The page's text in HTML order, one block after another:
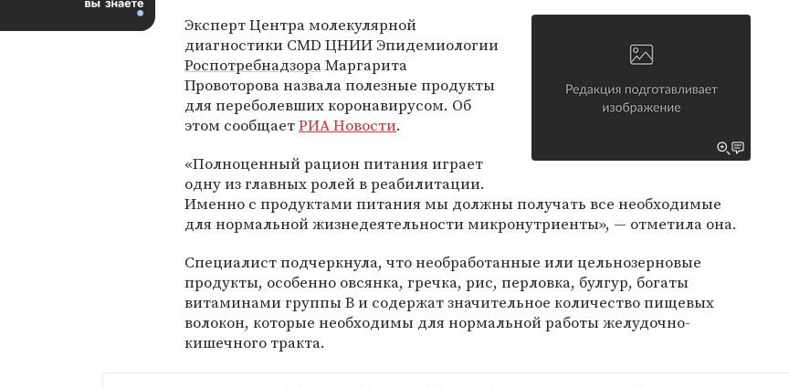
Эксперт Центра молекулярной
диагностики CMD ЦНИИ Эпидемиологии
РоспотребнадзораМаргарита
Провоторова назвала полезные продукты
для переболевших коронавирусом. Об
этом сообщаетРИА Новости.
«Полноценный рацион питания играет
одну из главных ролей в реабилитации.
Именно с продуктами питания мы должны получать все необходимые
для нормальной жизнедеятельности микронутриенты», — отметила она.
Специалист подчеркнула, что необработанные или цельнозерновые
продукты, особенно овсянка, гречка, рис, перловка, булгур, богаты
витаминами группы В и содержат значительное количество пищевых
волокон, которые необходимы для нормальной работы желудочно-
кишечного тракта.